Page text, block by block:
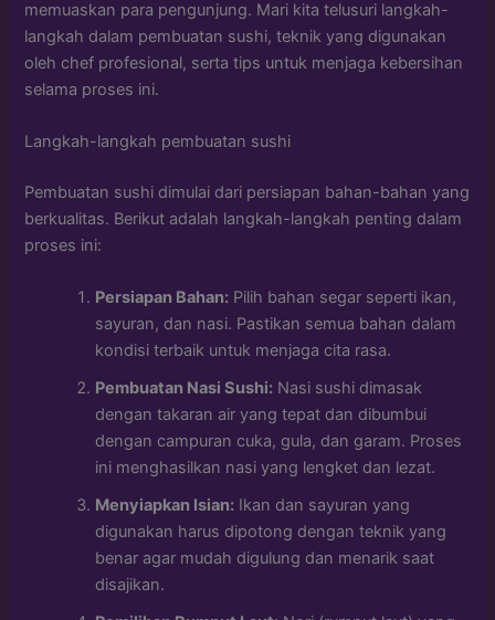
memuaskan para pengunjung. Mari kita telusuri langkah-
langkah dalam pembuatan sushi, teknik yang digunakan
oleh chef profesional, serta tips untuk menjaga kebersihan
selama proses ini.
Langkah-langkah pembuatan sushi
Pembuatan sushi dimulai dari persiapan bahan-bahan yang
berkualitas. Berikut adalah langkah-langkah penting dalam
proses ini:
Persiapan Bahan: Pilih bahan segar seperti ikan,
sayuran, dan nasi. Pastikan semua bahan dalam
kondisi terbaik untuk menjaga cita rasa.
Pembuatan Nasi Sushi: Nasi sushi dimasak
dengan takaran air yang tepat dan dibumbui
dengan campuran cuka, gula, dan garam. Proses
ini menghasilkan nasi yang lengket dan lezat.
Menyiapkan Isian: Ikan dan sayuran yang
digunakan harus dipotong dengan teknik yang
benar agar mudah digulung dan menarik saat
disajikan.